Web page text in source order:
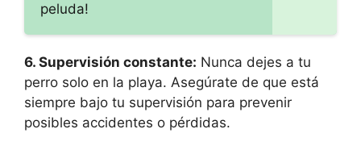
peluda!
6. Supervisión constante: Nunca dejes a tu
perro solo en la playa. Asegúrate de que está
siempre bajo tu supervisión para prevenir
posibles accidentes o pérdidas.